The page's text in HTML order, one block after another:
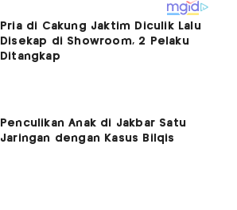
Pria di Cakung Jaktim Diculik Lalu
Disekap di Showroom, 2 Pelaku
Ditangkap
Penculikan Anak di Jakbar Satu
Jaringan dengan Kasus Bilqis